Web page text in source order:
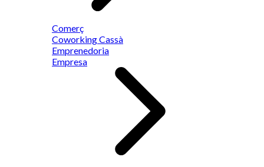
Comerç
Coworking Cassà
Emprenedoria
Empresa